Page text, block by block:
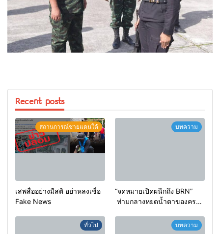
Recent posts
สถานการณ์ชายแดนใต้
เสพสื่ออย่างมีสติ อย่าหลงเชื่อ
Fake News
บทความ
“จดหมายเปิดผนึกถึง BRN”
ท่ามกลางหยดน้ำตาของครอบ
สะอื้นของทารกน้อยที่ต้อง
ทั่วไป บทความ